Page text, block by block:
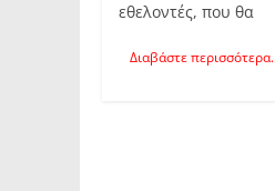
εθελοντές, που θα
Διαβάστε